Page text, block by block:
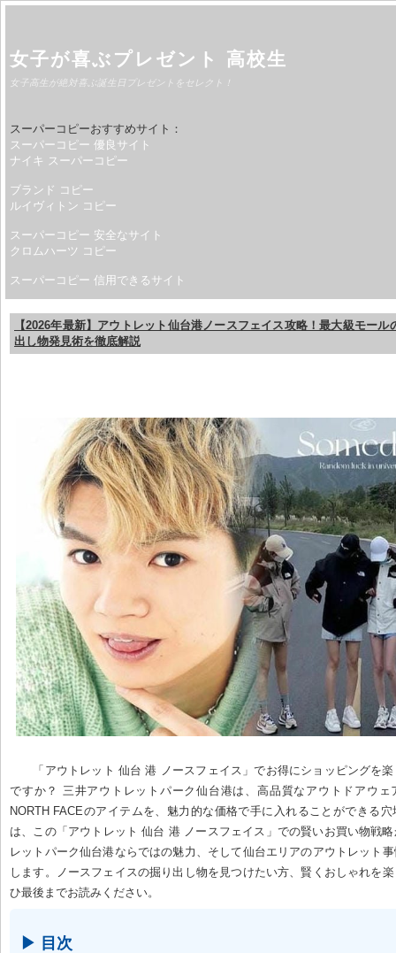
女子が喜ぶプレゼント 高校生
女子高生が絶対喜ぶ誕生日プレゼントをセレクト！
スーパーコピーおすすめサイト：
スーパーコピー 優良サイト
ナイキ スーパーコピー
ブランド コピー
ルイヴィトン コピー
スーパーコピー 安全なサイト
クロムハーツ コピー
スーパーコピー 信用できるサイト
【2026年最新】アウトレット仙台港ノースフェイス攻略！最大級モール
出し物発見術を徹底解説
「アウトレット 仙台 港 ノースフェイス」でお得にショッピングを
ですか？ 三井アウトレットパーク仙台港は、高品質なアウトドアウェ
NORTH FACEのアイテムを、魅力的な価格で手に入れることができる
は、この「アウトレット 仙台 港 ノースフェイス」での賢いお買い物戦
レットパーク仙台港ならではの魅力、そして仙台エリアのアウトレット
します。ノースフェイスの掘り出し物を見つけたい方、賢くおしゃれを
ひ最後までお読みください。
▶ 目次